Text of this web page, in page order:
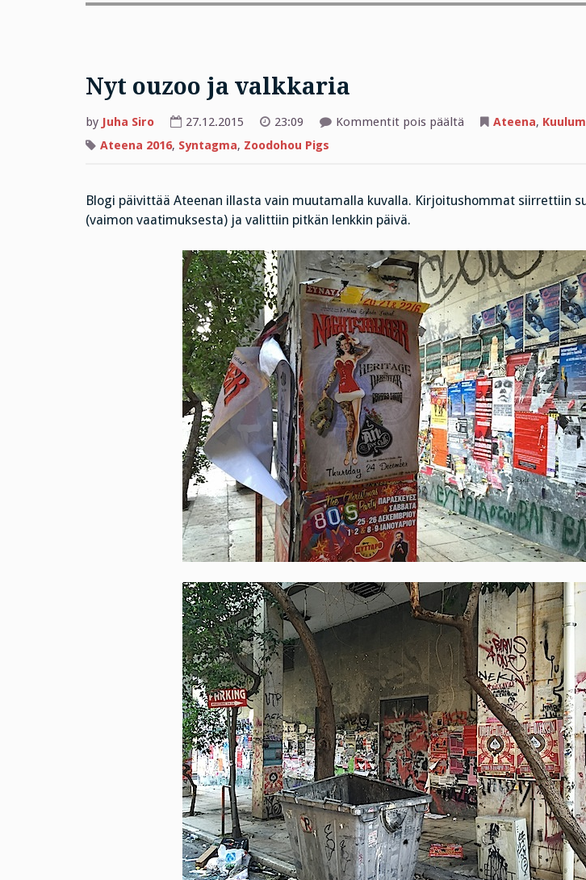
Nyt ouzoo ja valkkaria
by Juha Siro 27.12.2015 23:09 Kommentit pois päältäartikkelissa
Ateena,
Ateena 2016, Syntagma, Zoodohou Pigs
Blogi päivittää Ateenan illasta vain muutamalla kuvalla. Kirjoitushommat siirrettiin
(vaimon vaatimuksesta) ja valittiin pitkän lenkkin päivä.